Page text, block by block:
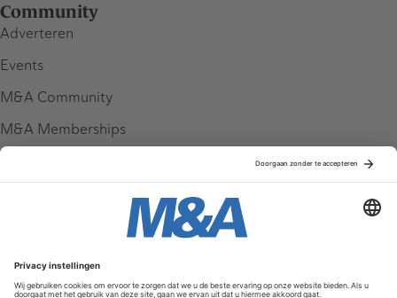
Community
Adverteren
Events
M&A Community
M&A Memberships
Service & Contact